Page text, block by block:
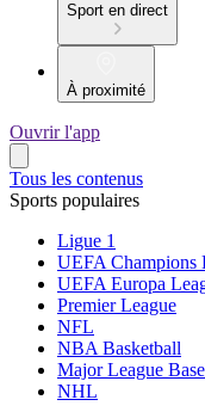
Sport en direct
À proximité
Ouvrir l'app
Tous les contenus
Sports populaires
Ligue 1
UEFA Champions
UEFA Europa
Premier League
NFL
NBA Basketball
Major League
NHL